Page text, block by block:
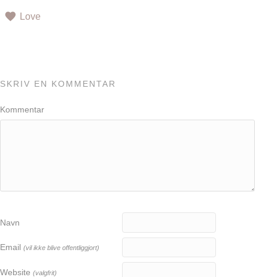
Love
SKRIV EN KOMMENTAR
Kommentar
Navn
Email (vil ikke blive offentliggjort)
Website (valgfrit)